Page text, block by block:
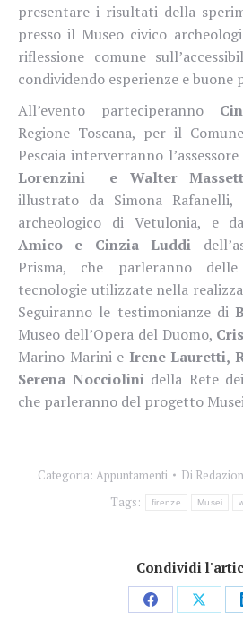
presentare i risultati della
presso il Museo civico
riflessione comune
condividendo esperienze e buone
All’evento parteciperanno
Regione Toscana, per il
Pescaia interverranno
Lorenzini e Walter
illustrato da Simona
archeologico di Vetulonia, e
Amico e Cinzia Luddi
Prisma, che parleranno
tecnologie utilizzate nella
Seguiranno le testimonianze di
Museo dell’Opera del Duomo,
Marino Marini e Irene Lauretti,
Serena Nocciolinidella Rete
che parleranno del progetto
Categoria: Appuntamenti Di
Tags:
firenze Musei
Condividi
Condividi